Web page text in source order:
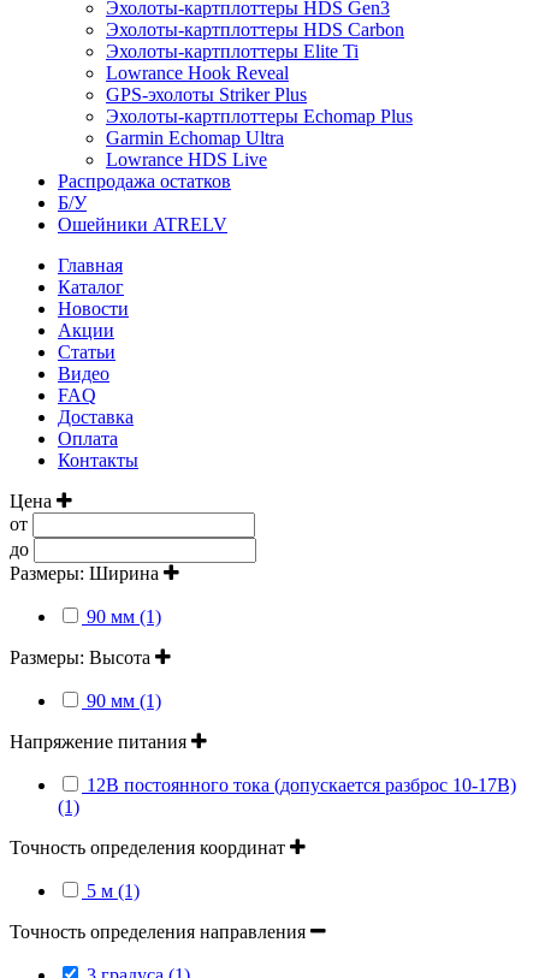
Эхолоты-картплоттеры HDS Gen3
Эхолоты-картплоттеры HDS Carbon
Эхолоты-картплоттеры Elite Ti
Lowrance Hook Reveal
GPS-эхолоты Striker Plus
Эхолоты-картплоттеры Echomap Plus
Garmin Echomap Ultra
Lowrance HDS Live
Распродажа остатков
Б/У
Ошейники ATRELV
Главная
Каталог
Новости
Акции
Статьи
Видео
FAQ
Доставка
Оплата
Контакты
Цена
от
до
Размеры: Ширина
90 мм (1)
Размеры: Высота
90 мм (1)
Напряжение питания
12В постоянного тока (допускается разброс 10-17В)
(1)
Точность определения координат
5 м (1)
Точность определения направления